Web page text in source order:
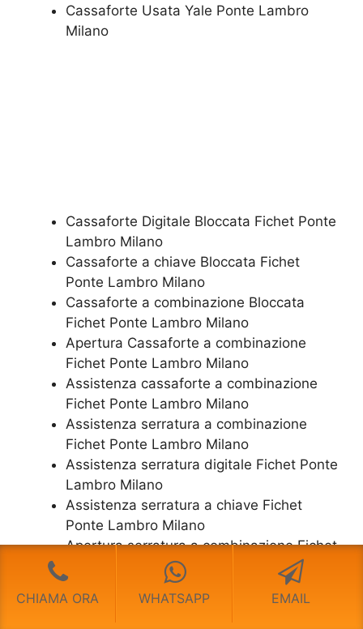
​Cassaforte Usata Yale Ponte Lambro
Milano
Cassaforte Digitale Bloccata Fichet Ponte
Lambro Milano
Cassaforte a chiave Bloccata Fichet
Ponte Lambro Milano
Cassaforte a combinazione Bloccata
Fichet Ponte Lambro Milano
​Apertura Cassaforte a combinazione
Fichet Ponte Lambro Milano
Assistenza cassaforte a combinazione
Fichet Ponte Lambro Milano
​Assistenza serratura​ ​a combinazione
Fichet Ponte Lambro Milano
Assistenza serratura ​digitale Fichet Ponte
Lambro Milano
Assistenza serratura ​a chiave Fichet
Ponte Lambro Milano
​Apertura serratura​ ​a combinazione Fichet
Ponte Lambro Milano
Apertura serratura​ ​digitale Fichet Ponte
Lambro Milano
CHIAMA ORA WHATSAPP EMAIL